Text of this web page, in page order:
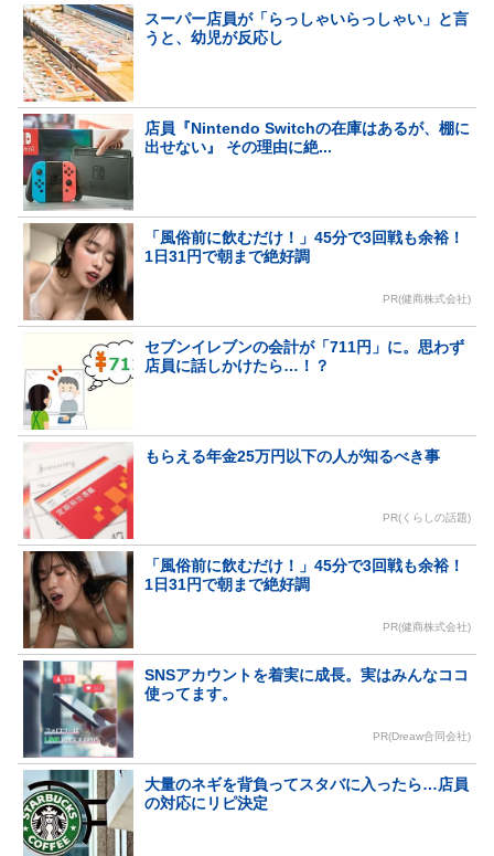
スーパー店員が「らっしゃいらっしゃい」と言
うと、幼児が反応し
店員『Nintendo Switchの在庫はあるが、棚に
出せない』 その理由に絶...
「風俗前に飲むだけ！」45分で3回戦も余裕！
1日31円で朝まで絶好調
PR(健商株式会社)
セブンイレブンの会計が「711円」に。思わず
店員に話しかけたら…！？
もらえる年金25万円以下の人が知るべき事
PR(くらしの話題)
「風俗前に飲むだけ！」45分で3回戦も余裕！
1日31円で朝まで絶好調
PR(健商株式会社)
SNSアカウントを着実に成長。実はみんなココ
使ってます。
PR(Dreaw合同会社)
大量のネギを背負ってスタバに入ったら…店員
の対応にリピ決定